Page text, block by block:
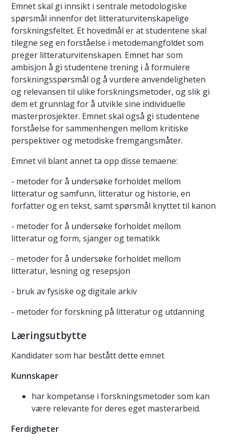
Emnet skal gi innsikt i sentrale metodologiske
spørsmål innenfor det litteraturvitenskapelige
forskningsfeltet. Et hovedmål er at studentene skal
tilegne seg en forståelse i metodemangfoldet som
preger litteraturvitenskapen. Emnet har som
ambisjon å gi studentene trening i å formulere
forskningsspørsmål og å vurdere anvendeligheten
og relevansen til ulike forskningsmetoder, og slik gi
dem et grunnlag for å utvikle sine individuelle
masterprosjekter. Emnet skal også gi studentene
forståelse for sammenhengen mellom kritiske
perspektiver og metodiske fremgangsmåter.
Emnet vil blant annet ta opp disse temaene:
- metoder for å undersøke forholdet mellom
litteratur og samfunn, litteratur og historie, en
forfatter og en tekst, samt spørsmål knyttet til kanon
- metoder for å undersøke forholdet mellom
litteratur og form, sjanger og tematikk
- metoder for å undersøke forholdet mellom
litteratur, lesning og resepsjon
- bruk av fysiske og digitale arkiv
- metoder for forskning på litteratur og utdanning
Læringsutbytte
Kandidater som har bestått dette emnet
Kunnskaper
har kompetanse i forskningsmetoder som kan
være relevante for deres eget masterarbeid.
Ferdigheter